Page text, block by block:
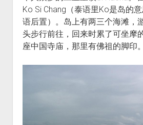
Ko Si Chang（泰语里Ko是岛的
语后置）。岛上有两三个海滩，
头步行前往，回来时累了可坐摩
座中国寺庙，那里有佛祖的脚印。